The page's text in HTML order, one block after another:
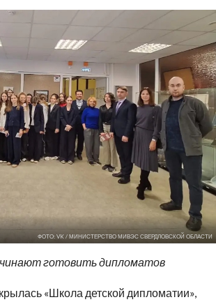
ФОТО: VK / МИНИСТЕРСТВО МИВЭС СВЕРДЛОВСКОЙ ОБЛАСТИ
готовить дипломатов
«Школа детской дипломатии»,